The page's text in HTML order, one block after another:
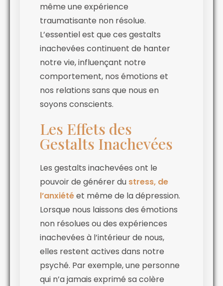
même une expérience
traumatisante non résolue.
L’essentiel est que ces gestalts
inachevées continuent de hanter
notre vie, influençant notre
comportement, nos émotions et
nos relations sans que nous en
soyons conscients.
Les Effets des
Gestalts Inachevées
Les gestalts inachevées ont le
pouvoir de générer du stress, de
l’anxiétéet même de la dépression.
Lorsque nous laissons des émotions
non résolues ou des expériences
inachevées à l’intérieur de nous,
elles restent actives dans notre
psyché. Par exemple, une personne
qui n’a jamais exprimé sa colère